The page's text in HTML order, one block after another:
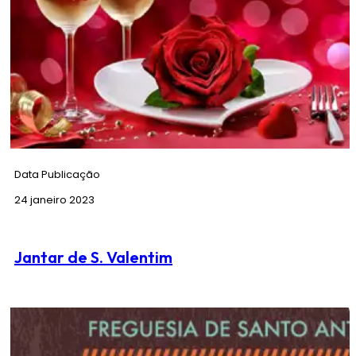
emaillicenciamento@jfsantoantonio.pt.
Data Publicação
24 janeiro 2023
Jantar de S. Valentim
Aproveite a oportunidade que a Freguesia de Santo António
oferece para usufruir de um jantar a dois, no dia de S. Valentim.